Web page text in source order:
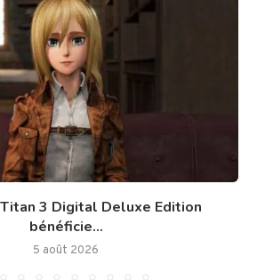
3 Digital Deluxe Edition
bénéficie...
5 août 2026